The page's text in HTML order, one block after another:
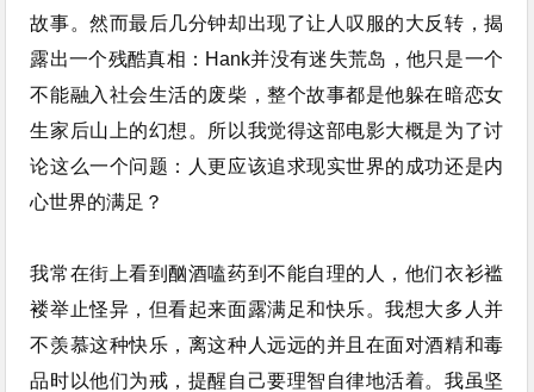
故事。然而最后几分钟却出现了让人叹服的大反转，揭
露出一个残酷真相：Hank并没有迷失荒岛，他只是一个
不能融入社会生活的废柴，整个故事都是他躲在暗恋女
生家后山上的幻想。所以我觉得这部电影大概是为了讨
论这么一个问题：人更应该追求现实世界的成功还是内
心世界的满足？
我常在街上看到酗酒嗑药到不能自理的人，他们衣衫褴
褛举止怪异，但看起来面露满足和快乐。我想大多人并
不羡慕这种快乐，离这种人远远的并且在面对酒精和毒
品时以他们为戒，提醒自己要理智自律地活着。我虽坚